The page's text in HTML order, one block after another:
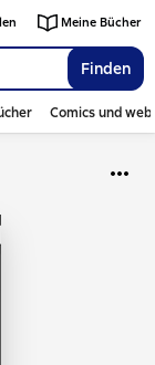
Finden
Meine Bücher
Comics und